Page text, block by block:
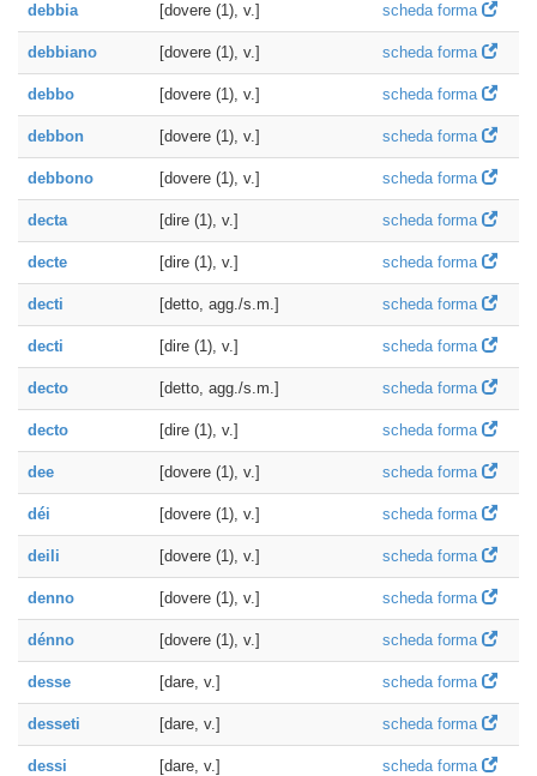
debbia [dovere (1), v.] scheda forma
debbiano [dovere (1), v.] scheda forma
debbo [dovere (1), v.] scheda forma
debbon [dovere (1), v.] scheda forma
debbono [dovere (1), v.] scheda forma
decta [dire (1), v.] scheda forma
decte [dire (1), v.] scheda forma
decti [detto, agg./s.m.] scheda forma
decti [dire (1), v.] scheda forma
decto [detto, agg./s.m.] scheda forma
decto [dire (1), v.] scheda forma
dee [dovere (1), v.] scheda forma
déi [dovere (1), v.] scheda forma
deili [dovere (1), v.] scheda forma
denno [dovere (1), v.] scheda forma
dénno [dovere (1), v.] scheda forma
desse [dare, v.] scheda forma
desseti [dare, v.] scheda forma
dessi [dare, v.] scheda forma